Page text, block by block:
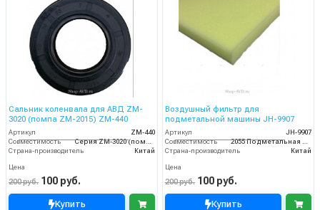
Сальник коленвала для АВД ZM-
3020 (помпа ZM-2015) ZM-440
Артикул
ZM-440
Совместимость
Страна-производитель
Китай
Цена
200 руб. 100 руб.
Купить
Воздушный фильтр для
подметальной машины JH-9907
Артикул
JH-9907
Совместимость
Страна-производитель
Китай
Цена
200 руб. 100 руб.
Купить